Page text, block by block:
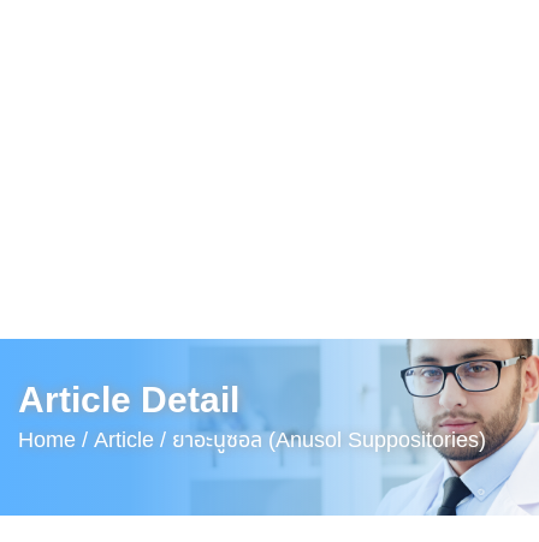
Article Detail
Home /Article / ยาอะนูซอล (Anusol Suppositories)